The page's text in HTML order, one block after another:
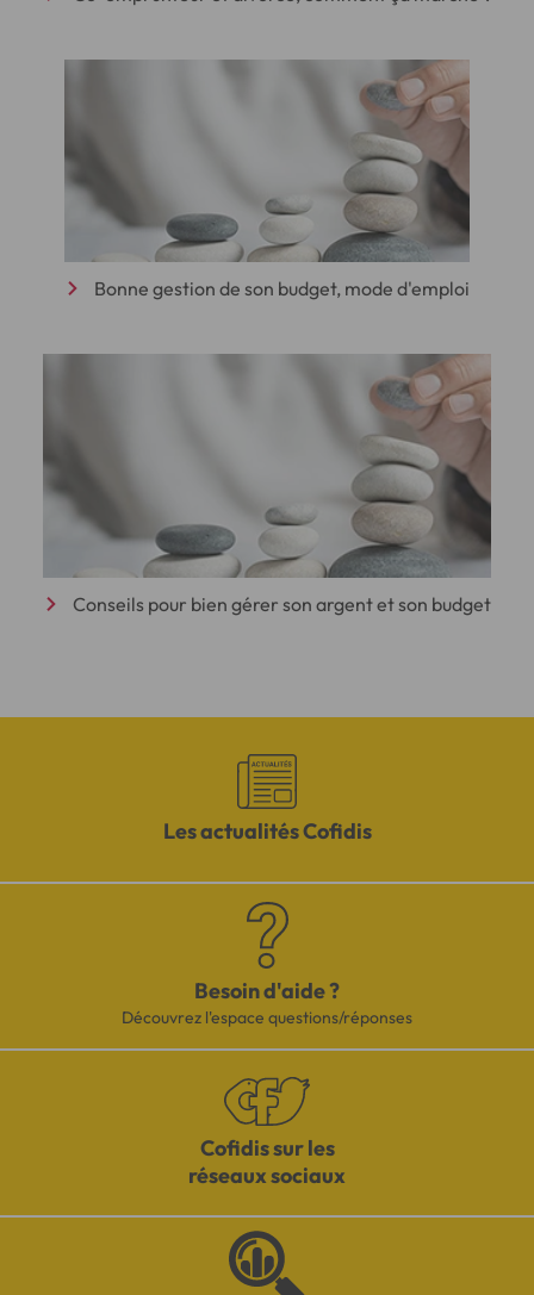
Bonne gestion de son budget, mode d'emploi
Conseils pour bien gérer son argent et son budget
Les actualités Cofidis
Besoin d'aide ?
Découvrez l'espace questions/réponses
Cofidis sur les
réseaux sociaux